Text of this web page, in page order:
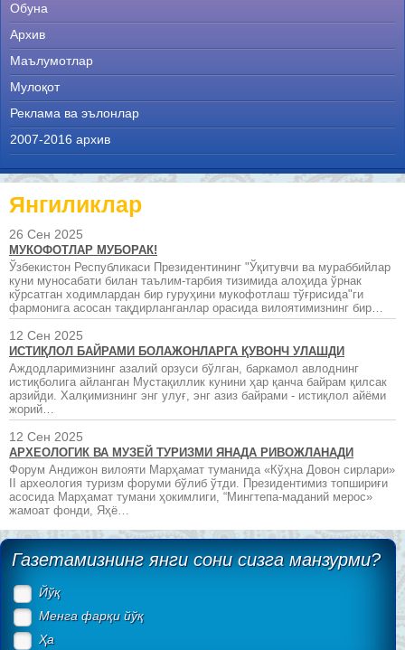
Обуна
Архив
Маълумотлар
Мулоқот
Реклама ва эълонлар
2007-2016 архив
Янгиликлар
26 Сен 2025
МУКОФОТЛАР МУБОРАК!
Ўзбекистон Республикаси Президентининг "Ўқитувчи ва мураббийлар
куни муносабати билан таълим-тарбия тизимида алоҳида ўрнак
кўрсатган ходимлардан бир гуруҳини мукофотлаш тўғрисида"ги
фармонига асосан тақдирланганлар орасида вилоятимизнинг бир…
12 Сен 2025
ИСТИҚЛОЛ БАЙРАМИ БОЛАЖОНЛАРГА ҚУВОНЧ УЛАШДИ
Аждодларимизнинг азалий орзуси бўлган, баркамол авлоднинг
истиқболига айланган Мустақиллик кунини ҳар қанча байрам қилсак
арзийди. Халқимизнинг энг улуғ, энг азиз байрами - истиқлол айёми
жорий…
12 Сен 2025
АРХЕОЛОГИК ВА МУЗЕЙ ТУРИЗМИ ЯНАДА РИВОЖЛАНАДИ
Форум Андижон вилояти Марҳамат туманида «Кўҳна Довон сирлари»
II археология туризм форуми бўлиб ўтди. Президентимиз топшириғи
асосида Марҳамат тумани ҳокимлиги, “Мингтепа-маданий мерос»
жамоат фонди, Яҳё…
Газетамизнинг янги сони сизга манзурми?
Йўқ
Менга фарқи йўқ
Ҳа